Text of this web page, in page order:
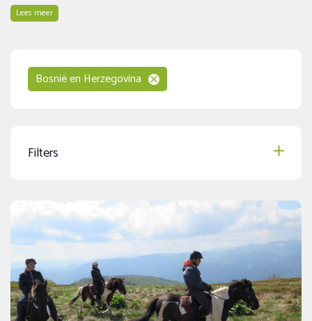
Lees meer
Bosnië en Herzegovina
Filters
Thema
Trektocht
(1)
Speciale aanbiedingen
Data 2027 online
(1)